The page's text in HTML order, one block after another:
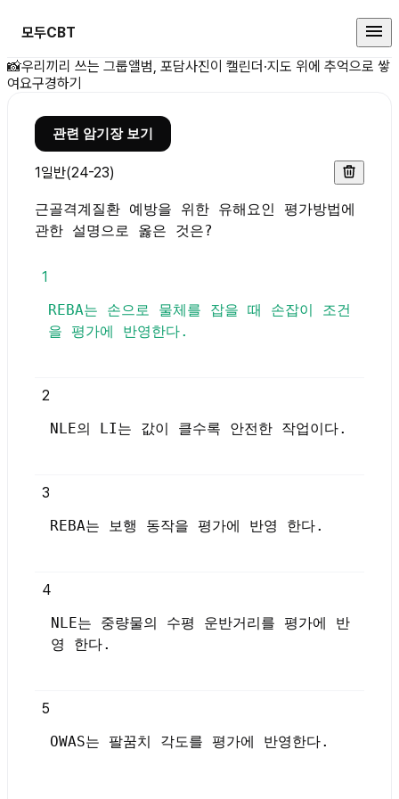
모두CBT
근골격계질환 예방을 위한 유해요
📸우리끼리 쓰는 그룹앨범, 포담사진이 캘린더·지도 위에 추억으로 쌓
여요구경하기
관련 암기장 보기
1일반(24-23)
근골격계질환 예방을 위한 유해요인 평가방법에
관한 설명으로 옳은 것은?
1
REBA는 손으로 물체를 잡을 때 손잡이 조건
을 평가에 반영한다.
2
NLE의 LI는 값이 클수록 안전한 작업이다.
3
REBA는 보행 동작을 평가에 반영 한다.
4
NLE는 중량물의 수평 운반거리를 평가에 반
영 한다.
5
OWAS는 팔꿈치 각도를 평가에 반영한다.